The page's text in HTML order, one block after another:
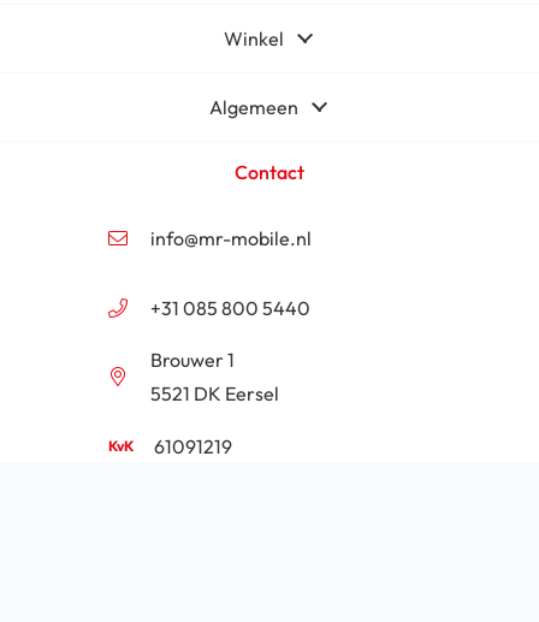
Winkel
Algemeen
Contact
info@mr-mobile.nl
+31 085 800 5440
Brouwer 1
5521 DK Eersel
61091219